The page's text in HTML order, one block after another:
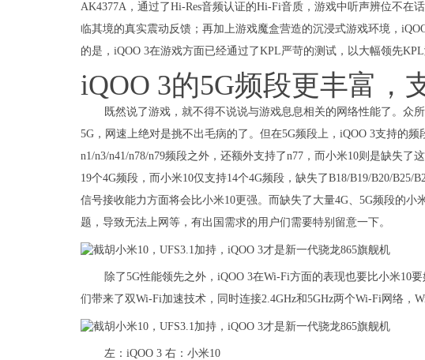
AK4377A，通过了Hi-Res音频认证的Hi-Fi音质，游戏中听声辨位不在
临其境的真实震动反馈；再加上游戏魔盒营造的沉浸式游戏环境，
的是，iQOO 3在游戏方面已经通过了KPL严苛的测试，以大幅领先
iQOO 3的5G频段更丰富，
既然说了游戏，就不得不说说与游戏息息相关的网络性能了。众
5G，网速上绝对是挑不出毛病的了。但在5G频段上，iQOO 3支持的
n1/n3/n41/n78/n79频段之外，还额外支持了n77，而小米10则是缺失了
19个4G频段，而小米10仅支持14个4G频段，缺失了B18/B19/B20/
信号接收能力方面将会比小米10更强。而缺失了大量4G、5G频段的小
题，导致无法上网等，有出国需求的用户们需要特别留意一下。
除了5G性能领先之外，iQOO 3在Wi-Fi方面的表现也要比小米10
们带来了双Wi-Fi加速技术，同时连接2.4GHz和5GHz两个Wi-Fi网络，
左：iQOO 3 右：小米10